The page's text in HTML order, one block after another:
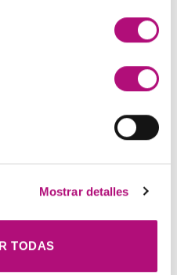
Mostrar detalles
TODAS